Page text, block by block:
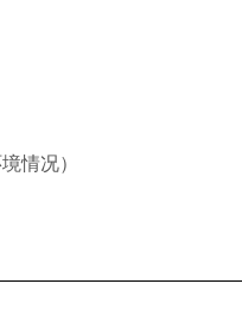
情况）